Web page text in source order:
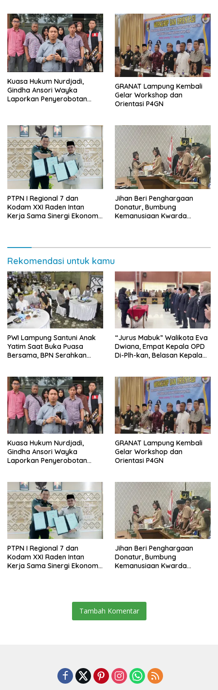
Kuasa Hukum Nurdjadi,
Gindha Ansori Wayka
Laporkan Penyerobotan
GRANAT Lampung Kembali
Gelar Workshop dan
Orientasi P4GN
PTPN I Regional 7 dan
Kodam XXI Raden Intan
Kerja Sama Sinergi Ekonomi
Jihan Beri Penghargaan
Donatur, Bumbung
Kemanusiaan Kwarda
Rekomendasi untuk kamu
PWI Lampung Santuni Anak
Yatim Saat Buka Puasa
Bersama, BPN Serahkan
“Jurus Mabuk” Walikota Eva
Dwiana, Empat Kepala OPD
Di-Plh-kan, Belasan Kepala
Kuasa Hukum Nurdjadi,
Gindha Ansori Wayka
Laporkan Penyerobotan
GRANAT Lampung Kembali
Gelar Workshop dan
Orientasi P4GN
PTPN I Regional 7 dan
Kodam XXI Raden Intan
Kerja Sama Sinergi Ekonomi
Jihan Beri Penghargaan
Donatur, Bumbung
Kemanusiaan Kwarda
Tambah Komentar